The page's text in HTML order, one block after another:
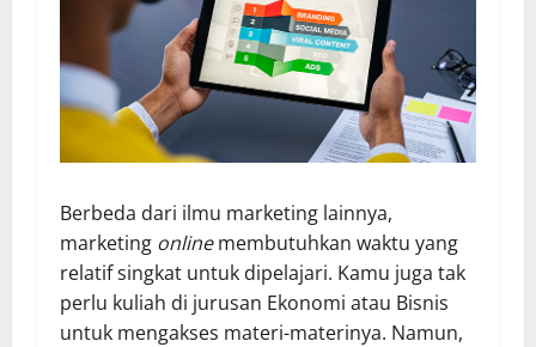
Berbeda dari ilmu marketing lainnya,
marketing onlinemembutuhkan waktu yang
relatif singkat untuk dipelajari. Kamu juga tak
perlu kuliah di jurusan Ekonomi atau Bisnis
untuk mengakses materi-materinya. Namun,